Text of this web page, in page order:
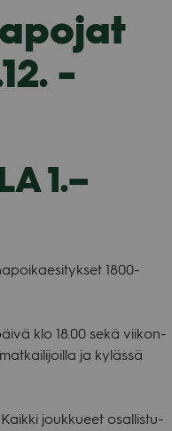
-
1.–
1800-
klo 18.00 sekä vii­kon­
ja kylässä
jouk­ku­eet osal­lis­tu­